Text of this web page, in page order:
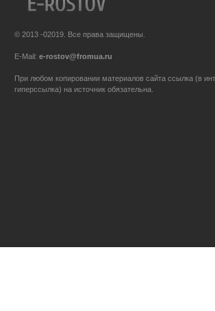
© 2013 -02019. Все права защищены.
E-Mail: e-rostov@fromua.ru
При любом копировании материалов сайта ссылка (в
гиперссылка) на источник обязательна.